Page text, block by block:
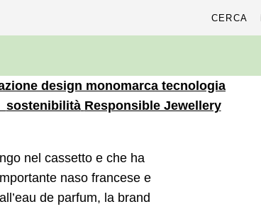
per:
CERCA
design monomarca tecnologia
sostenibilità Responsible Jewellery
nel cassetto e che ha
naso francese e
de parfum, la brand